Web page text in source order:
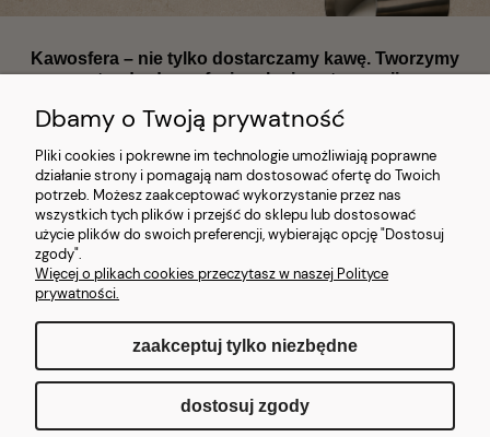
Kawosfera – nie tylko dostarczamy kawę. Tworzymy
standardy profesjonalnej gastronomii.
Największy dostawca ekspresów, kawy i części zamiennych w Polsce
|Wyłączny dystrybutor marek premium | Magazyn 1300 m²
Ekspresowa realizacja
sektora HoReCa, biur i instytucji państwowych.
Sklep internetowy Shoper.pl
Dbamy o Twoją prywatność
Pliki cookies i pokrewne im technologie umożliwiają poprawne
działanie strony i pomagają nam dostosować ofertę do Twoich
potrzeb. Możesz zaakceptować wykorzystanie przez nas
wszystkich tych plików i przejść do sklepu lub dostosować
użycie plików do swoich preferencji, wybierając opcję "Dostosuj
zgody".
Więcej o plikach cookies przeczytasz w naszej Polityce
prywatności.
zaakceptuj tylko niezbędne
dostosuj zgody